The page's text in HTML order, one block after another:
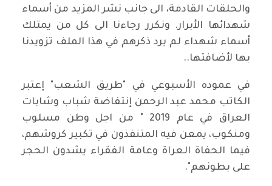
والحلقات القادمة، الى جانب نشر المزيد من أسماء
شهدائها الأبرار. ونكرر رجاءنا الى كل من يمتلك
أسماء شهداء لم يرد ذكرهم في هذا الملف تزويدنا
بها لأضافتها..
في عموده الأسبوعي في "طريق الشعب" إعتبر
الكاتب محمد عبد الرحمن إنتفاضة شباب وشابات
العراق في عام 2019 " من اجل وطن مسلوب
ومنكوب، يمعن فيه المتنفذون في تكبير كروشهم،
فيما الحفاة العراة وعامة الفقراء يشدون الحجر
على بطونهم".